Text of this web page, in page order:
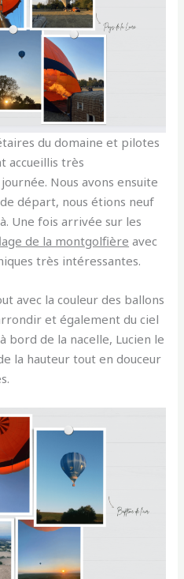
du domaine et pilotes
accueillis très
Nous avons ensuite
départ, nous étions neuf
Une fois arrivée sur les
de la montgolfière avec
très intéressantes.
avec la couleur des ballons
et également du ciel
bord de la nacelle, Lucien le
la hauteur tout en douceur